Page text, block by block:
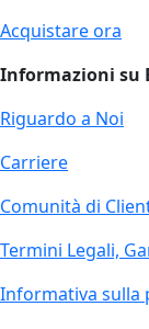
Acquistare ora
Informazioni su
Riguardo a Noi
Carriere
Comunità di
Termini Legali,
Informativa sulla